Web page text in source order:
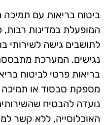
ביטוח בריאות עם
המופעלת במדינות
לתושבים גישה לשירותי
נגישים. המערכת
בריאות פרטי לביטוח
מספקת סבסוד או תמיכה
נועדה להבטיח
האוכלוסייה, ללא קשר